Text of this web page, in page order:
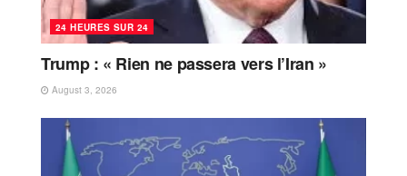
24 HEURES SUR 24
Trump : « Rien ne passera vers l’Iran »
August 3, 2026